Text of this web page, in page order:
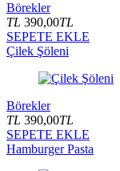
Börekler
TL 390,00TL
SEPETE EKLE
Çilek Şöleni
Börekler
TL 390,00TL
SEPETE EKLE
Hamburger Pasta